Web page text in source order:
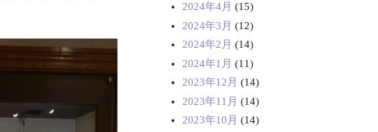
2024年4月 (15)
2024年3月 (12)
2024年2月 (14)
2024年1月 (11)
2023年12月 (14)
2023年11月 (14)
2023年10月 (14)